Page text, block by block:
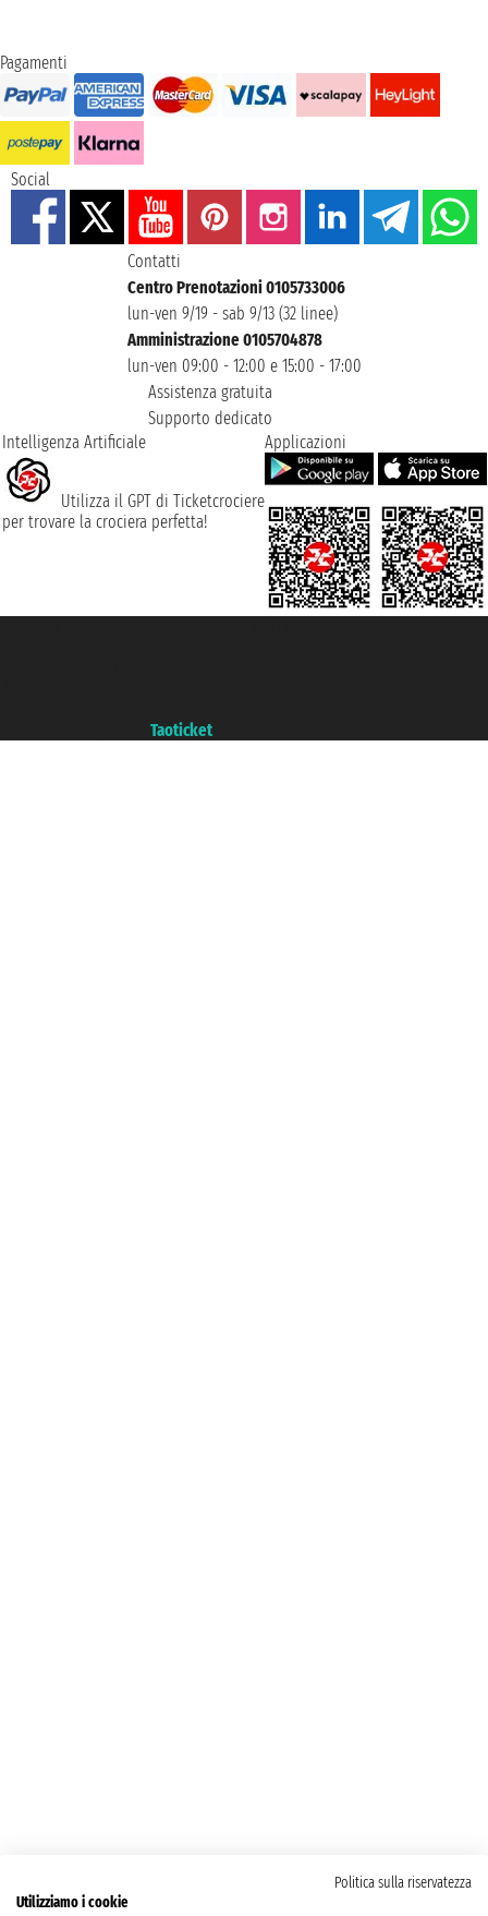
Pagamenti
Social
Contatti
Centro Prenotazioni 0105733006
lun-ven 9/19 - sab 9/13 (32 linee)
Amministrazione 0105704878
lun-ven 09:00 - 12:00 e 15:00 - 17:00
Assistenza gratuita
Supporto dedicato
Intelligenza Artificiale
Utilizza il GPT di Ticketcrociere
per trovare la crociera perfetta!
Applicazioni
Taoticket
Politica sulla riservatezza
Utilizziamo i cookie